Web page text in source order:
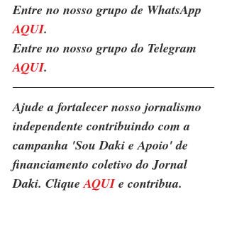
Entre no nosso grupo de WhatsApp
AQUI.
Entre no nosso grupo do Telegram
AQUI.
Ajude a fortalecer nosso jornalismo
independente contribuindo com a
campanha 'Sou Daki e Apoio' de
financiamento coletivo do Jornal
Daki. Clique AQUI e contribua.